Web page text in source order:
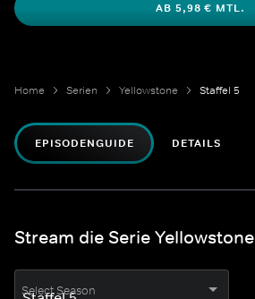
AB 5,98 € MTL.
Home Serien Yellowstone Staffel 5
EPISODENGUIDE DETAILS
Stream die Serie Yellowstone
Select Season